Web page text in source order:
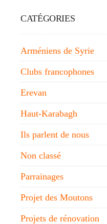
CATÉGORIES
Arméniens de Syrie
Clubs francophones
Erevan
Haut-Karabagh
Ils parlent de nous
Non classé
Parrainages
Projet des Moutons
Projets de rénovation